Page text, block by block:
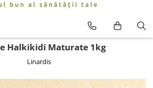
/ MIERE
Halkikidi Maturate 1kg
Linardis